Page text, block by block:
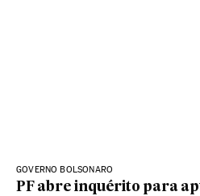
GOVERNO BOLSONARO
PF abre inquérito para